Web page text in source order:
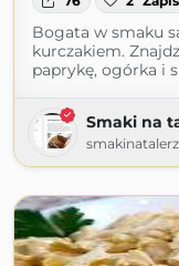
Bogata w smaku
kurczakiem.
paprykę, ogórka i
Smaki na